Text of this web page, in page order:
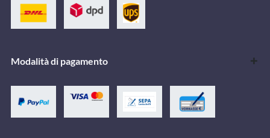
Modalità di pagamento